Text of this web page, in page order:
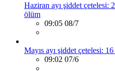
Haziran ayı şiddet çetelesi:
ölüm
09:05 08/7
Mayıs ayı şiddet çetelesi:
09:02 07/6